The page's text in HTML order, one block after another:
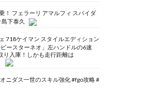
！ フェラーリ アマルフィ スパイダ
島下泰久
718ケイマン スタイルエディション
ースターネオ」左ハンドルの6速
り入庫！しかも走行距離は
ニダス一世のスキル強化 #fgo攻略 #